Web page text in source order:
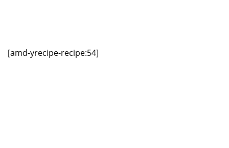
[amd-yrecipe-recipe:54]